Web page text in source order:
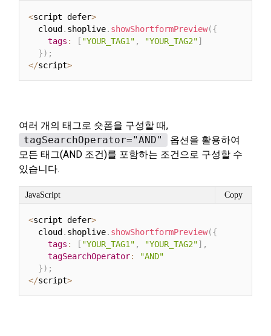
<script defer>
  cloud
. shoplive. showShortformPreview({
tags : [ "YOUR_TAG1" , "YOUR_TAG2"]
}) ;
</script>
여러 개의 태그로 숏폼을 구성할 때,
tagSearchOperator="AND"
옵션을 활용하여
모든 태그(AND 조건)를 포함하는 조건으로 구성할 수
있습니다.
<script defer>
  cloud
. shoplive. showShortformPreview({
tags : [ "YOUR_TAG1" , "YOUR_TAG2"] ,
tagSearchOperator:
"AND"
}) ;
</script>
JavaScript Copy